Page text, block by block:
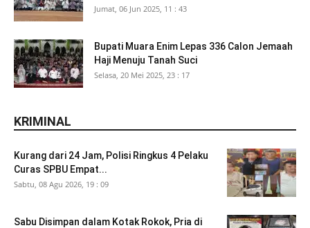
Jumat, 06 Jun 2025, 11 : 43
Bupati Muara Enim Lepas 336 Calon Jemaah
Haji Menuju Tanah Suci
Selasa, 20 Mei 2025, 23 : 17
KRIMINAL
Kurang dari 24 Jam, Polisi Ringkus 4 Pelaku
Curas SPBU Empat...
Sabtu, 08 Agu 2026, 19 : 09
Sabu Disimpan dalam Kotak Rokok, Pria di